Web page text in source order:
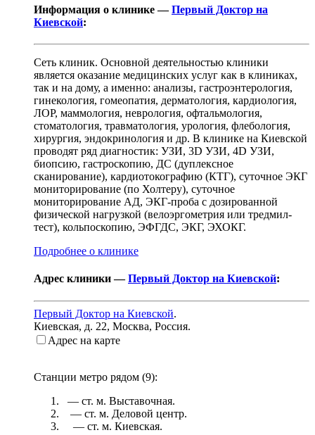
Информация о клинике —Первый Доктор на
Киевской:
Сеть клиник. Основной деятельностью клиники
является оказание медицинских услуг как в клиниках,
так и на дому, а именно: анализы, гастроэнтерология,
гинекология, гомеопатия, дерматология, кардиология,
ЛОР, маммология, неврология, офтальмология,
стоматология, травматология, урология, флебология,
хирургия, эндокринология и др. В клинике на Киевской
проводят ряд диагностик: УЗИ, 3D УЗИ, 4D УЗИ,
биопсию, гастроскопию, ДС (дуплексное
сканирование), кардиотокографию (КТГ), суточное ЭКГ
мониторирование (по Холтеру), суточное
мониторирование АД, ЭКГ-проба с дозированной
физической нагрузкой (велоэргометрия или тредмил-
тест), кольпоскопию, ЭФГДС, ЭКГ, ЭХОКГ.
Подробнее о клинике
Адрес клиники —Первый Доктор на Киевской:
Первый Доктор на Киевской.
Киевская, д. 22, Москва, Россия.
Адрес на карте
Станции метро рядом (9):
— ст. м. Выставочная.
— ст. м. Деловой центр.
— ст. м. Киевская.